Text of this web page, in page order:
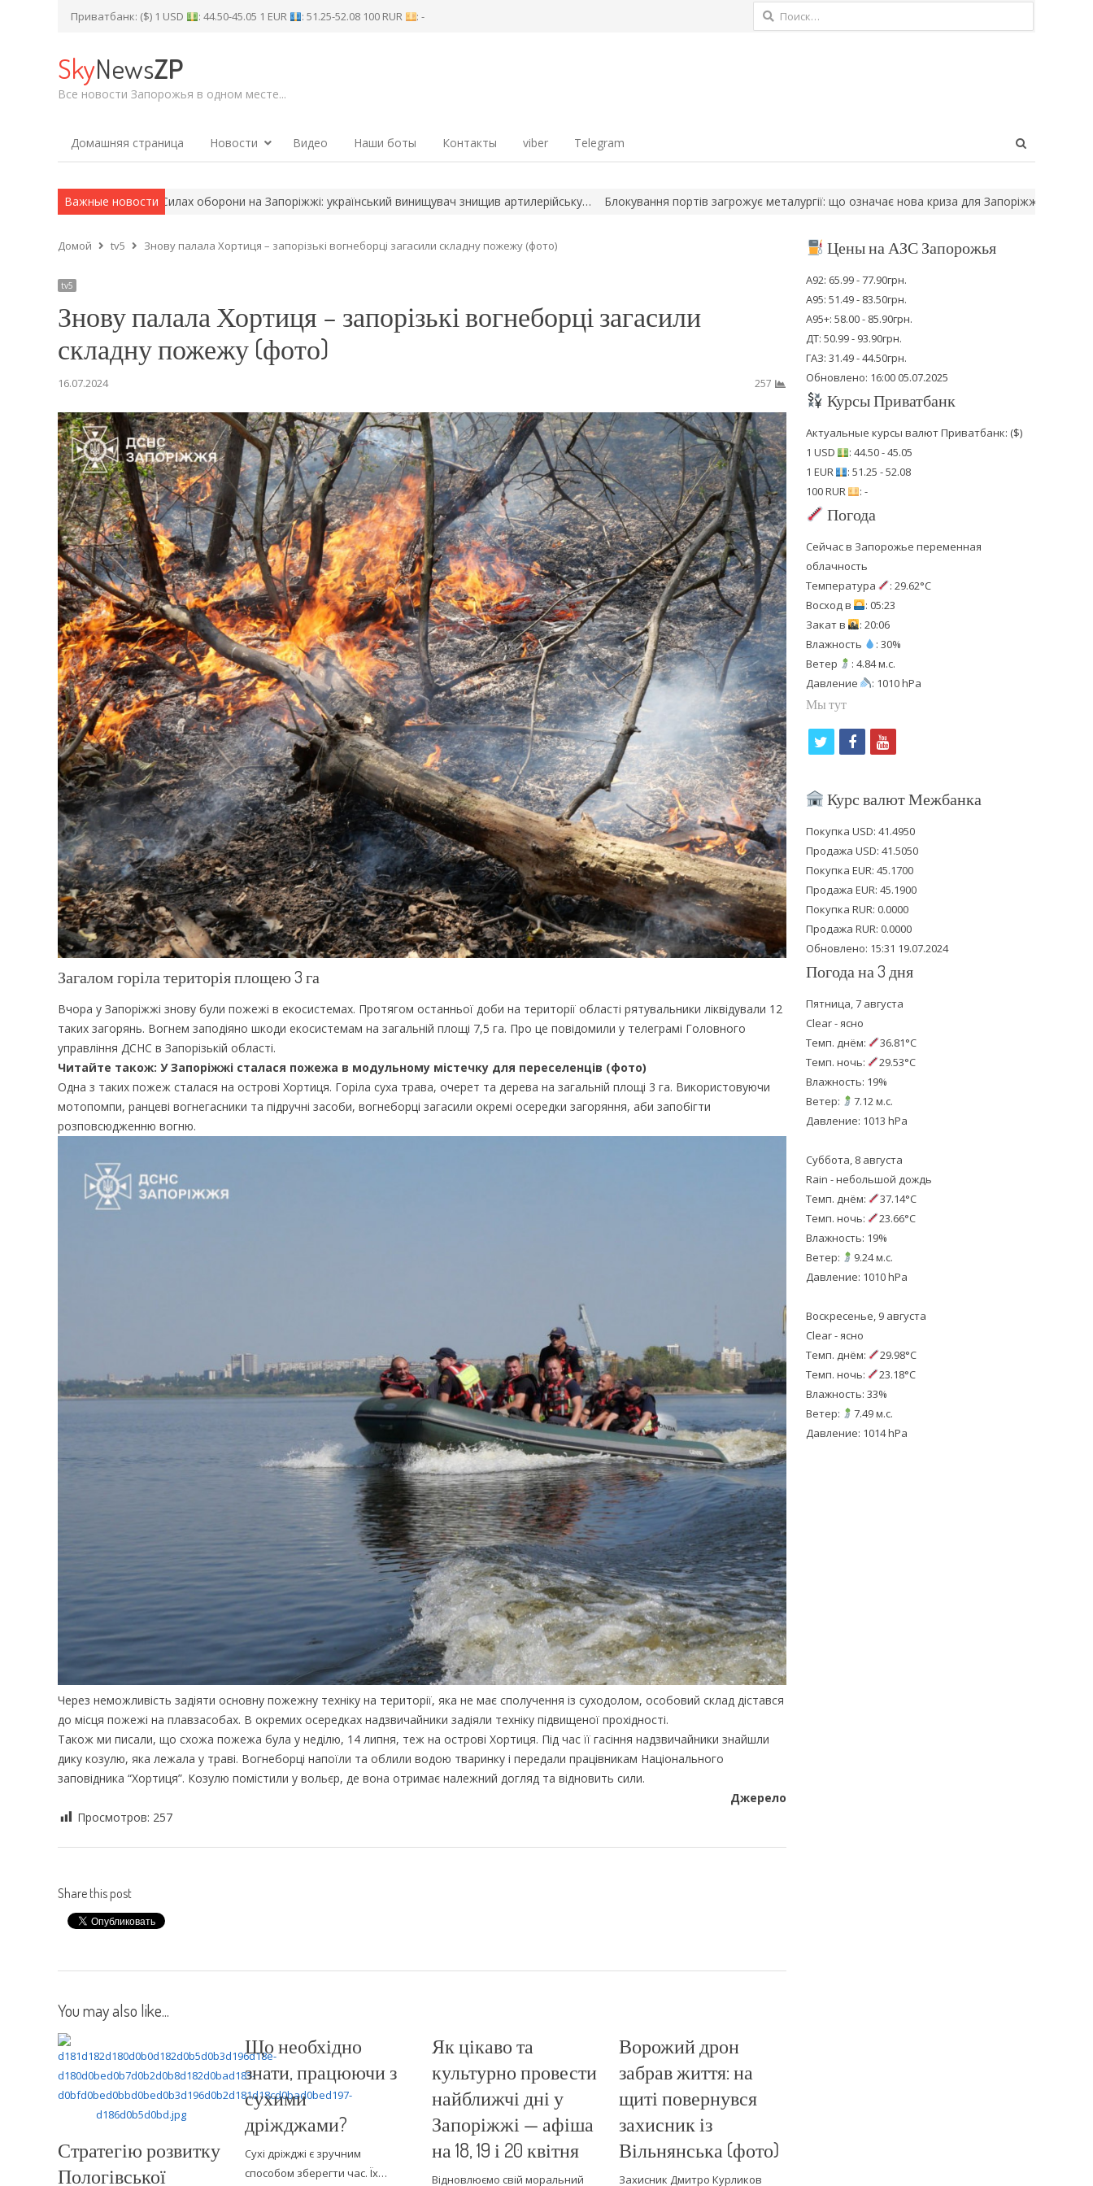
Приватбанк: ($) 1 USD : 44.50-45.05 1 EUR : 51.25-52.08 100 RUR : - Найти:
SkyNewsZP
Все новости Запорожья в одном месте...
Домашняя страница Новости Видео Наши боты Контакты viber Telegram
Важные новости
по Силах оборони на Запоріжжі: український винищувач знищив артилерійську… Блокування портів загрожує металургії: що означає нова криза для Запоріжжя На ТОТ Запорізької області
Домой tv5 Знову палала Хортиця – запорізькі вогнеборці загасили складну пожежу (фото)
tv5
Знову палала Хортиця – запорізькі вогнеборці загасили
складну пожежу (фото)
16.07.2024 257
Загалом горіла територія площею 3 га
Вчора у Запоріжжі знову були пожежі в екосистемах. Протягом останньої доби на території області рятувальники ліквідували 12
таких загорянь. Вогнем заподіяно шкоди екосистемам на загальній площі 7,5 га. Про це повідомили у телеграмі Головного
управління ДСНС в Запорізькій області.
Читайте також: У Запоріжжі сталася пожежа в модульному містечку для переселенців (фото)
Одна з таких пожеж сталася на острові Хортиця. Горіла суха трава, очерет та дерева на загальній площі 3 га. Використовуючи
мотопомпи, ранцеві вогнегасники та підручні засоби, вогнеборці загасили окремі осередки загоряння, аби запобігти
розповсюдженню вогню.
Через неможливість задіяти основну пожежну техніку на території, яка не має сполучення із суходолом, особовий склад дістався
до місця пожежі на плавзасобах. В окремих осередках надзвичайники задіяли техніку підвищеної прохідності.
Також ми писали, що схожа пожежа була у неділю, 14 липня, теж на острові Хортиця. Під час її гасіння надзвичайники знайшли
дику козулю, яка лежала у траві. Вогнеборці напоїли та облили водою тваринку і передали працівникам Національного
заповідника “Хортиця”. Козулю помістили у вольєр, де вона отримає належний догляд та відновить сили.
Джерело
Просмотров: 257
Share this post
You may also like...
Стратегію розвитку
Пологівської
Що необхідно
знати, працюючи з
сухими
дріжджами?
Сухі дріжджі є зручним
способом зберегти час. Їх…
Як цікаво та
культурно провести
найближчі дні у
Запоріжжі — афіша
на 18, 19 і 20 квітня
Відновлюємо свій моральний
Ворожий дрон
забрав життя: на
щиті повернувся
захисник із
Вільнянська (фото)
Захисник Дмитро Курликов
Цены на АЗС Запорожья
А92: 65.99 - 77.90грн.
А95: 51.49 - 83.50грн.
А95+: 58.00 - 85.90грн.
ДТ: 50.99 - 93.90грн.
ГАЗ: 31.49 - 44.50грн.
Обновлено: 16:00 05.07.2025
Курсы Приватбанк
Актуальные курсы валют Приватбанк: ($)
1 USD
: 44.50 - 45.05
1 EUR
: 51.25 - 52.08
100 RUR
: -
Погода
Сейчас в Запорожье переменная
облачность
Температура
: 29.62°C
Восход в
: 05:23
Закат в
: 20:06
Влажность
: 30%
Ветер
: 4.84 м.с.
Давление
: 1010 hPa
Мы тут
i
t
e
r
f
c
b
o
o
k
y
u
u
b
e
Курс валют Межбанка
Покупка USD: 41.4950
Продажа USD: 41.5050
Покупка EUR: 45.1700
Продажа EUR: 45.1900
Покупка RUR: 0.0000
Продажа RUR: 0.0000
Обновлено: 15:31 19.07.2024
Погода на 3 дня
Пятница, 7 августа
Clear - ясно
Темп. днём:
36.81°C
Темп. ночь:
29.53°C
Влажность: 19%
Ветер:
7.12 м.с.
Давление: 1013 hPa
Суббота, 8 августа
Rain - небольшой дождь
Темп. днём:
37.14°C
Темп. ночь:
23.66°C
Влажность: 19%
Ветер:
9.24 м.с.
Давление: 1010 hPa
Воскресенье, 9 августа
Clear - ясно
Темп. днём:
29.98°C
Темп. ночь:
23.18°C
Влажность: 33%
Ветер:
7.49 м.с.
Давление: 1014 hPa